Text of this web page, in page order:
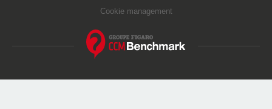
Cookie management